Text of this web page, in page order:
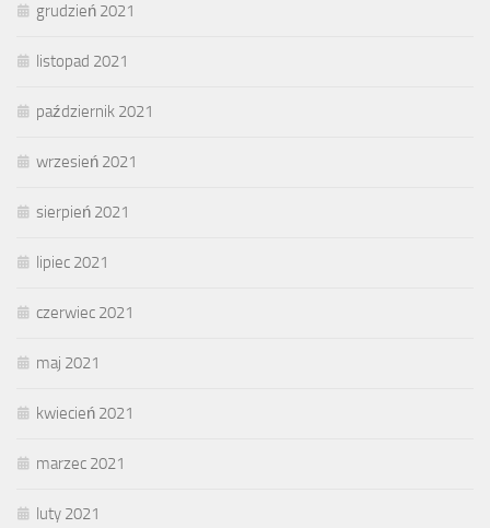
grudzień 2021
listopad 2021
październik 2021
wrzesień 2021
sierpień 2021
lipiec 2021
czerwiec 2021
maj 2021
kwiecień 2021
marzec 2021
luty 2021